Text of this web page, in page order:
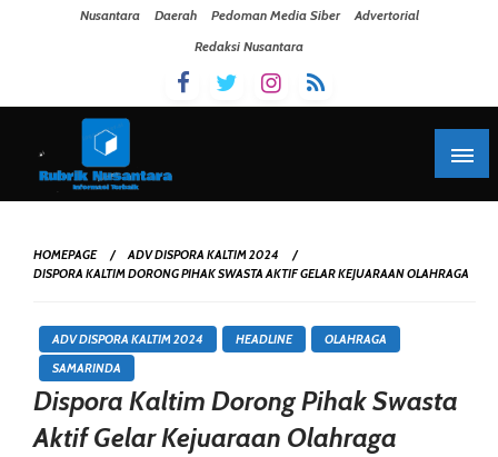
Nusantara Daerah Pedoman Media Siber
Advertorial
Redaksi Nusantara
HOMEPAGE
ADV DISPORA KALTIM 2024
DISPORA KALTIM DORONG PIHAK SWASTA AKTIF GELAR KEJUARAAN OLAHRAGA
ADV DISPORA KALTIM 2024 HEADLINE
OLAHRAGA
SAMARINDA
Dispora Kaltim Dorong Pihak Swasta
Aktif Gelar Kejuaraan Olahraga